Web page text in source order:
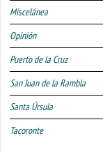
Miscelánea
Opinión
Puerto de la Cruz
San Juan de la Rambla
Santa Úrsula
Tacoronte